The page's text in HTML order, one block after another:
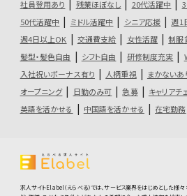
社員登用あり
残業ほぼなし 20代活躍中
50代活躍中
ミドル活躍中 シニア応援 週1
週4日以上OK
交通費支給 女性活躍 制服
髪型・髪色自由
シフト自由 研修制度充実
入社祝いボーナス有り
人柄重視 まかないあ
オープニング
日勤のみ可 急募 キャリアチ
英語を活かせる
中国語を活かせる 在宅勤務
求人サイトElabel（えらべる）では、サービス業界をはじめとした様